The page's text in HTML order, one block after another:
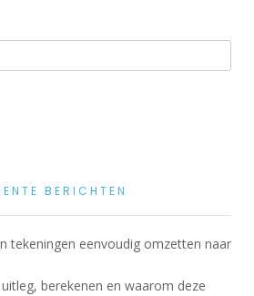
BERICHTEN
tekeningen eenvoudig omzetten naar
berekenen en waarom deze